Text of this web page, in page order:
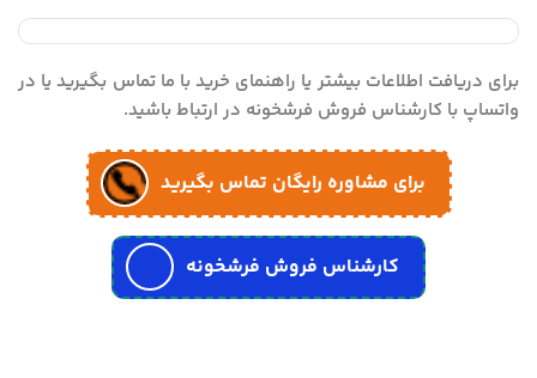
برای دریافت اطلاعات بیشتر یا راهنمای خرید با ما تماس بگیرید یا در
واتساپ با کارشناس فروش فرشخونه در ارتباط باشید.
برای مشاوره رایگان تماس بگیرید
کارشناس فروش فرشخونه